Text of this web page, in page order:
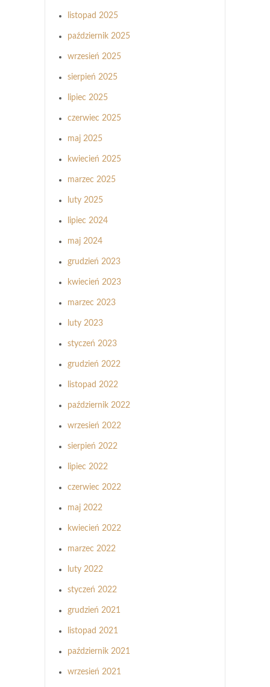
listopad 2025
październik 2025
wrzesień 2025
sierpień 2025
lipiec 2025
czerwiec 2025
maj 2025
kwiecień 2025
marzec 2025
luty 2025
lipiec 2024
maj 2024
grudzień 2023
kwiecień 2023
marzec 2023
luty 2023
styczeń 2023
grudzień 2022
listopad 2022
październik 2022
wrzesień 2022
sierpień 2022
lipiec 2022
czerwiec 2022
maj 2022
kwiecień 2022
marzec 2022
luty 2022
styczeń 2022
grudzień 2021
listopad 2021
październik 2021
wrzesień 2021